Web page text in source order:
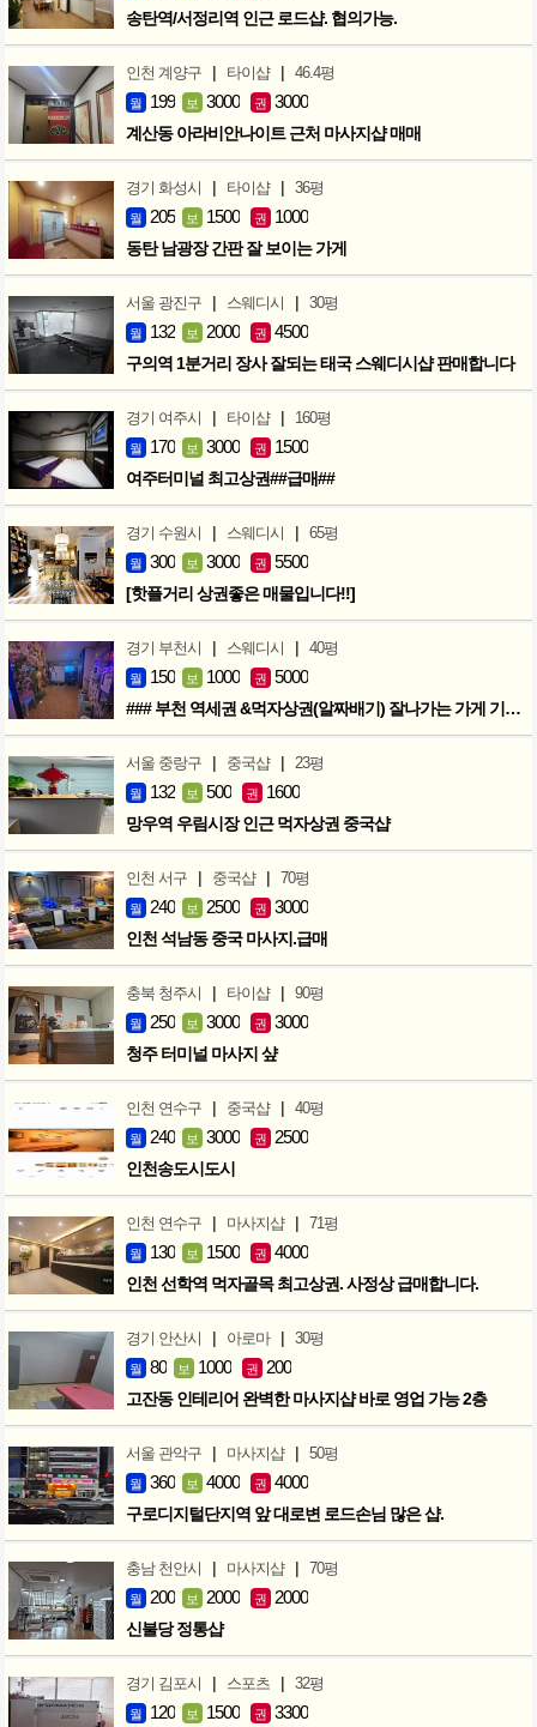
송탄역/서정리역 인근 로드샵. 협의가능.
인천 계양구 | 타이샵 | 46.4평
월 199 보 3000 권 3000
계산동 아라비안나이트 근처 마사지샵 매매
경기 화성시 | 타이샵 | 36평
월 205 보 1500 권 1000
동탄 남광장 간판 잘 보이는 가게
서울 광진구 | 스웨디시 | 30평
월 132 보 2000 권 4500
구의역 1분거리 장사 잘되는 태국 스웨디시샵 판매합니다
경기 여주시 | 타이샵 | 160평
월 170 보 3000 권 1500
여주터미널 최고상권##급매##
경기 수원시 | 스웨디시 | 65평
월 300 보 3000 권 5500
[핫플거리 상권좋은 매물입니다!!]
경기 부천시 | 스웨디시 | 40평
월 150 보 1000 권 5000
### 부천 역세권 &먹자상권(알짜배기) 잘나가는 가게 기회입니다 ###
서울 중랑구 | 중국샵 | 23평
월 132 보 500 권 1600
망우역 우림시장 인근 먹자상권 중국샵
인천 서구 | 중국샵 | 70평
월 240 보 2500 권 3000
인천 석남동 중국 마사지.급매
충북 청주시 | 타이샵 | 90평
월 250 보 3000 권 3000
청주 터미널 마사지 샾
인천 연수구 | 중국샵 | 40평
월 240 보 3000 권 2500
인천송도시도시
인천 연수구 | 마사지샵 | 71평
월 130 보 1500 권 4000
인천 선학역 먹자골목 최고상권. 사정상 급매합니다.
경기 안산시 | 아로마 | 30평
월 80 보 1000 권 200
고잔동 인테리어 완벽한 마사지샵 바로 영업 가능 2층
서울 관악구 | 마사지샵 | 50평
월 360 보 4000 권 4000
구로디지털단지역 앞 대로변 로드손님 많은 샵.
충남 천안시 | 마사지샵 | 70평
월 200 보 2000 권 2000
신불당 정통샵
경기 김포시 | 스포츠 | 32평
월 120 보 1500 권 3300